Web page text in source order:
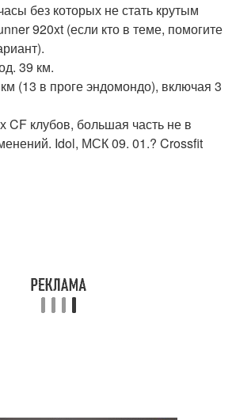
без которых не стать крутым
920xt (если кто в теме, помогите
39 км.
(13 в проге эндомондо), включая 3
CF клубов, большая часть не в
Idol, МСК 09. 01.? Crossfit